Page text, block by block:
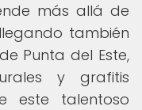
más allá de
también
Punta del Este,
y grafitis
este talentoso